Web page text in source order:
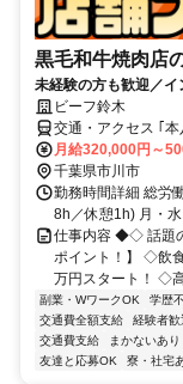
黒毛和牛焼肉店
未経験の方も歓迎／
ビーフ鈴木
交通・アクセス ｢
月給320,000円～
千葉県市川市
勤務時間詳細 総労
8h／休憩1h) 月・
仕事内容 ◆◇ 話題
ポイント！】 ◇飲
万円スタート！ ◇
副業・WワークOK 学歴
交通費全額支給
経験者歓
交通費支給
まかないあり
友達と応募OK
寮・社宅